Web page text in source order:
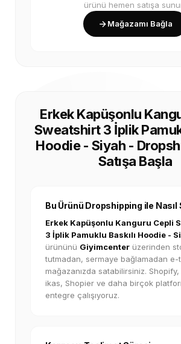
ürünü hemen satışa
Mağazamı Bağla
Erkek Kapüşonlu
Sweatshirt 3 İplik
Hoodie - Siyah -
Satışa Başla
Bu Ürünü Dropshipping ile Nasıl
Erkek Kapüşonlu Kanguru Cepli
3 İplik Pamuklu Baskılı Hoodie -
ürününü Giyimcenter üzerinden
tutmadan, sermaye bağlamadan
mağazanızda satabilirsiniz.
ikas, Shopier ve daha birçok
entegre çalışıyoruz.